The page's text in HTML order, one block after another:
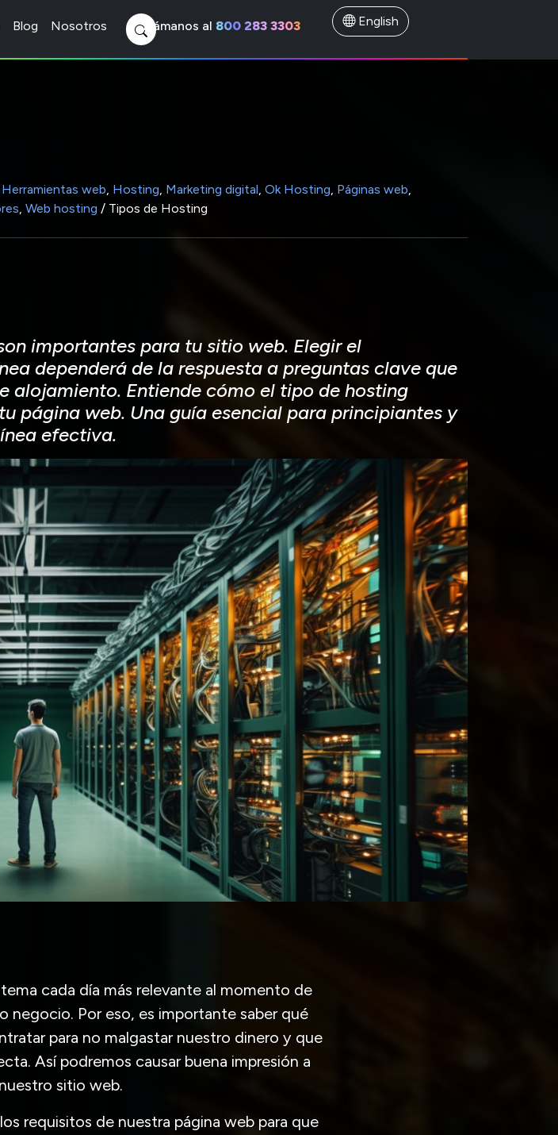
Blog Nosotros Llámanos al 800 283 3303 English
Herramientas web, Hosting, Marketing digital, Ok Hosting, Páginas web,
, Web hosting / Tipos de Hosting
importantes para tu sitio web. Elegir el
dependerá de la respuesta a preguntas clave que
alojamiento. Entiende cómo el tipo de hosting
página web. Una guía esencial para principiantes y
efectiva.
cada día más relevante al momento de
negocio. Por eso, es importante saber qué
para no malgastar nuestro dinero y que
Así podremos causar buena impresión a
sitio web.
requisitos de nuestra página web para que